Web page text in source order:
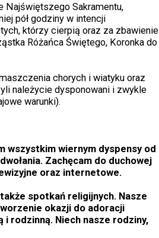
Najświętszego Sakramentu,
pół godziny w intencji
którzy cierpią oraz za zbawienie
Różańca Świętego, Koronka do
chorych i wiatyku oraz
należycie dysponowani i zwykle
warunki).
wszystkim wiernym dyspensy od
Zachęcam do duchowej
oraz internetowe.
spotkań religijnych. Nasze
okazji do adoracji
i rodzinną. Niech nasze rodziny,